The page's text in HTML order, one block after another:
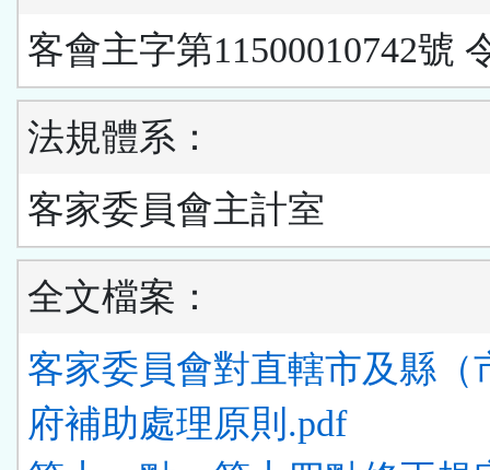
客會主字第11500010742號
法規體系：
客家委員會主計室
全文檔案：
客家委員會對直轄市及縣（
府補助處理原則.pdf